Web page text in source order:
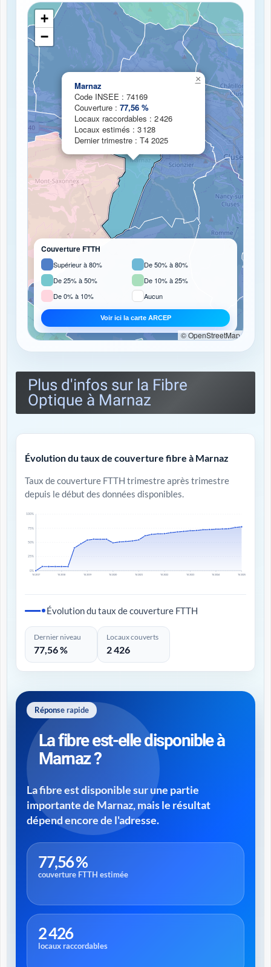
Chargement de la carte de couverture fibre...
Marnaz
Code INSEE : 74169
Couverture : 77,56 %
Locaux raccordables : 2 426
Locaux estimés : 3 128
Dernier trimestre : T4 2025
×
+
−
Couverture FTTH
Supérieur à 80%
De 50% à 80%
De 25% à 50%
De 10% à 25%
De 0% à 10%
Aucun
Voir ici la carte ARCEP
© OpenStreetMap
Plus d'infos sur la Fibre
Optique à Marnaz
Évolution du taux de couverture fibre à Marnaz
Taux de couverture FTTH trimestre après trimestre
depuis le début des données disponibles.
0%
25%
50%
75%
100%
T4 2017 T4 2018 T4 2019 T4 2020 T4 2021 T4 2022 T4 2023 T4 2024 T4 2025
Évolution du taux de couverture FTTH
Dernier niveau
77,56 %
Locaux couverts
2 426
Réponse rapide
La fibre est-elle disponible à
Marnaz ?
La fibre est disponible sur une partie
importante de Marnaz, mais le résultat
dépend encore de l'adresse.
77,56 %
couverture FTTH estimée
2 426
locaux raccordables